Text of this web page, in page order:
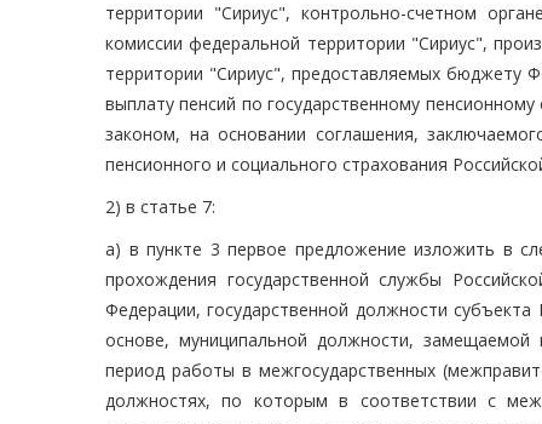
территории "Сириус", контрольно-счетном
комиссии федеральной территории "Сириус",
территории "Сириус", предоставляемых бюджету
выплату пенсий по государственному
законом, на основании соглашения,
пенсионного и социального страхования
2) в статье 7:
а) в пункте 3 первое предложение изложить в
прохождения государственной службы
Федерации, государственной должности
основе, муниципальной должности,
период работы в межгосударственных
должностях, по которым в соответствии с